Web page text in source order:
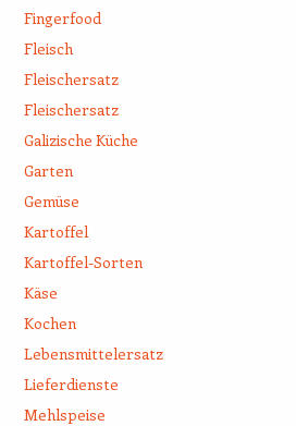
Fingerfood
Fleisch
Fleischersatz
Fleischersatz
Galizische Küche
Garten
Gemüse
Kartoffel
Kartoffel-Sorten
Käse
Kochen
Lebensmittelersatz
Lieferdienste
Mehlspeise